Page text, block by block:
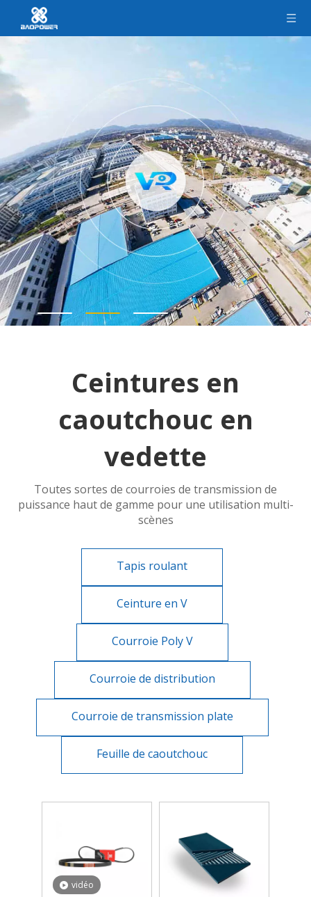
L'UN DES PLUS GRANDS FABRICANTS
DE COURROIES EN CAOUTCHOUC EN
CHINE
Qui se spécialise dans la production de toutes sortes
de courroies en caoutchouc de haute qualité
VOIR PLUS>>
Ceintures en
caoutchouc en
vedette
Toutes sortes de courroies de transmission de
puissance haut de gamme pour une utilisation multi-
scènes
Tapis roulant
Ceinture en V
Courroie Poly V
Courroie de distribution
Courroie de transmission plate
Feuille de caoutchouc
vidéo